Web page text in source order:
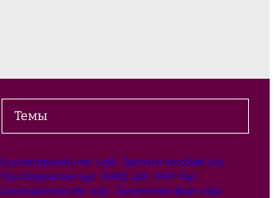
Темы
Бухгалтерский учёт (138) Выплата пособий (50)
Грузоперевозки (45) ЕНВД (46) ЕНП (84)
Законодательство (115) Заполнение форм (109)